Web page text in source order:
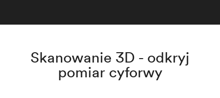
Skanowanie 3D - odkryj
pomiar cyforwy​